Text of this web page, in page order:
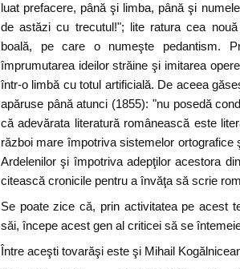
luat prefacere, până şi limba, până şi
de astăzi cu trecutul!"; lite ratura cea
boală, pe care o numeşte pedantism.
împrumutarea ideilor străine şi imitarea
într-o limbă cu totul artificială. De aceea
apăruse până atunci (1855): "nu posedă
că adevărata literatură românească este
război mare împotriva sistemelor ortografice
Ardelenilor şi împotriva adepţilor acestora
citească cronicile pentru a învăţa să scrie
Se poate zice că, prin activitatea pe acest
săi, începe acest gen al criticei să se
Între aceşti tovarăşi este şi Mihail